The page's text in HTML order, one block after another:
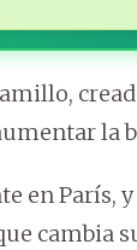
la
en París,
cambia